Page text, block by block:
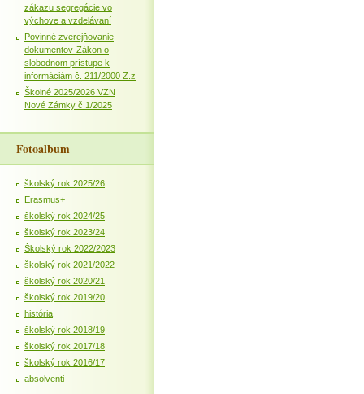
zákazu segregácie vo
výchove a vzdelávaní
Povinné zverejňovanie
dokumentov-Zákon o
slobodnom prístupe k
informáciám č. 211/2000 Z.z
Školné 2025/2026 VZN
Nové Zámky č.1/2025
Fotoalbum
školský rok 2025/26
Erasmus+
školský rok 2024/25
školský rok 2023/24
Školský rok 2022/2023
školský rok 2021/2022
školský rok 2020/21
školský rok 2019/20
história
školský rok 2018/19
školský rok 2017/18
školský rok 2016/17
absolventi